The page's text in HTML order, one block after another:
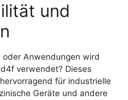
und
oder Anwendungen wird
verwendet? Dieses
für industrielle
Geräte und andere